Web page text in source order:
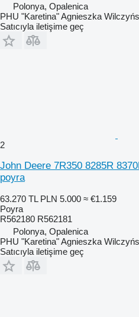
Polonya, Opalenica
PHU "Karetina" Agnieszka
Satıcıyla iletişime geç
2
John Deere 7R350 8285R
poyra
63.270 TL PLN 5.000 ≈ €1.159
Poyra
R562180 R562181
Polonya, Opalenica
PHU "Karetina" Agnieszka
Satıcıyla iletişime geç